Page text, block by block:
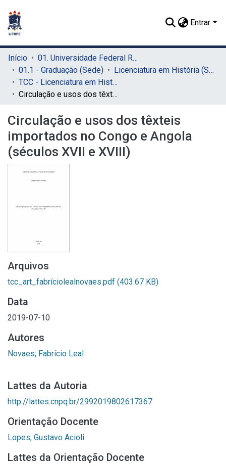
Entrar
Início
01. Universidade Federal Rural de Pernambuco - UFRPE (Sede)
01.1 - Graduação (Sede)
Licenciatura em História (Sede)
TCC - Licenciatura em História (Sede)
Circulação e usos dos têxteis importados no Congo e Angola (séculos XVII e XVIII)
Circulação e usos dos têxteis
importados no Congo e Angola
(séculos XVII e XVIII)
Arquivos
tcc_art_fabríciolealnovaes.pdf (403.67 KB)
Data
2019-07-10
Autores
Novaes, Fabrício Leal
Lattes da Autoria
http://lattes.cnpq.br/2992019802617367
Orientação Docente
Lopes, Gustavo Acioli
Lattes da Orientação Docente